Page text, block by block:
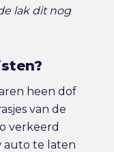
lak dit nog
heen dof
van de
verkeerd
auto te laten